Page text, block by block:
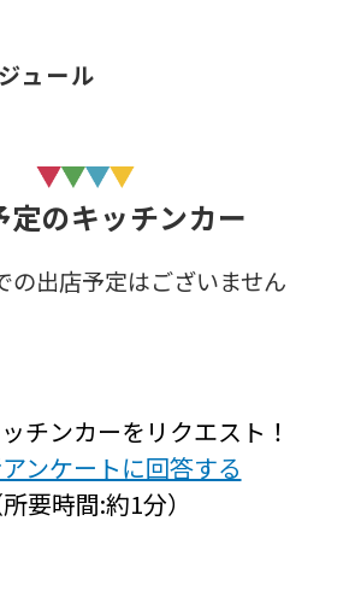
ュール
定のキッチンカー
の出店予定はございません
チンカーをリクエスト！
ンケートに回答する
所要時間:約1分）